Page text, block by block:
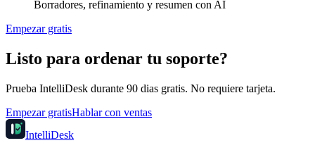
Borradores, refinamiento y resumen con AI
Empezar gratis
Listo para ordenar tu soporte?
Prueba IntelliDesk durante 90 dias gratis. No requiere tarjeta.
Empezar gratisHablar con ventas
IntelliDesk